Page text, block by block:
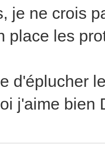
je ne crois
place les
d'éplucher
j'aime bien